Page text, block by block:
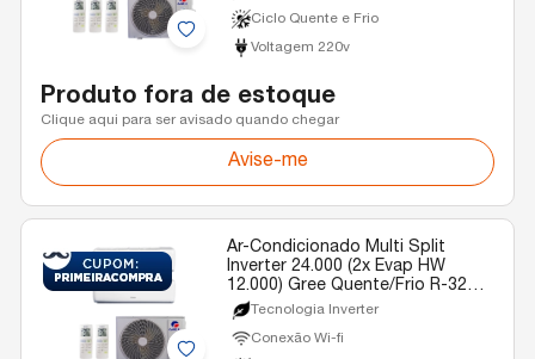
Ciclo Quente e Frio
Voltagem 220v
Produto fora de estoque
Clique aqui para ser avisado quando chegar
Avise-me
Ar-Condicionado Multi Split
Inverter 24.000 (2x Evap HW
12.000) Gree Quente/Frio R-32
220vTecnologia Inverter
Conexão Wi-fi